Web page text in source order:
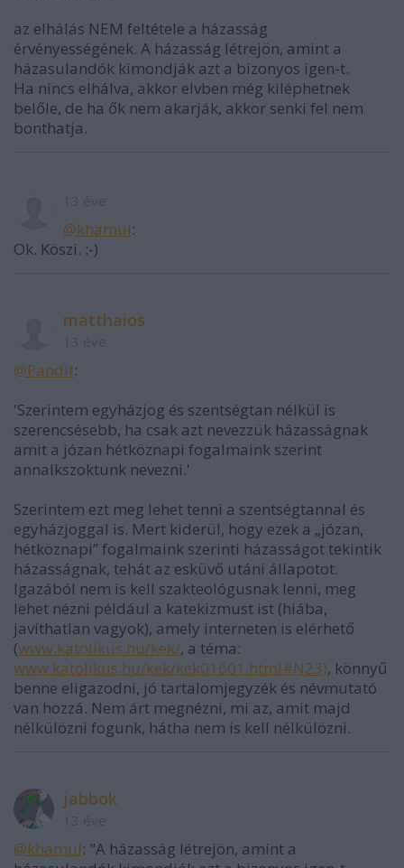
az elhálás NEM feltétele a házasság
érvényességének. A házasság létrejön, amint a
házasulandók kimondják azt a bizonyos igen-t.
Ha nincs elhálva, akkor elvben még kiléphetnek
belőle, de ha ők nem akarják, akkor senki fel nem
bonthatja.
@khamul:
Ok. Köszi. :-)
matthaios
@Pandit:
'Szerintem egyházjog és szentségtan nélkül is
szerencsésebb, ha csak azt nevezzük házasságnak
amit a józan hétköznapi fogalmaink szerint
annalkszoktunk nevezni.'
Szerintem ezt meg lehet tenni a szentségtannal és
egyházjoggal is. Mert kiderül, hogy ezek a „józan,
hétköznapi” fogalmaink szerinti házasságot tekintik
házasságnak, tehát az esküvő utáni állapotot.
Igazából nem is kell szakteológusnak lenni, meg
lehet nézni például a katekizmust ist (hiába,
javíthatlan vagyok), amely interneten is elérhető
(www.katolikus.hu/kek/, a téma:
www.katolikus.hu/kek/kek01601.html#N23), könnyű
benne eligazodni, jó tartalomjegyzék és névmutató
van hozzá. Nem árt megnézni, mi az, amit majd
nélkülözni fogunk, hátha nem is kell nélkülözni.
jabbok
@khamul: "A házasság létrejön, amint a